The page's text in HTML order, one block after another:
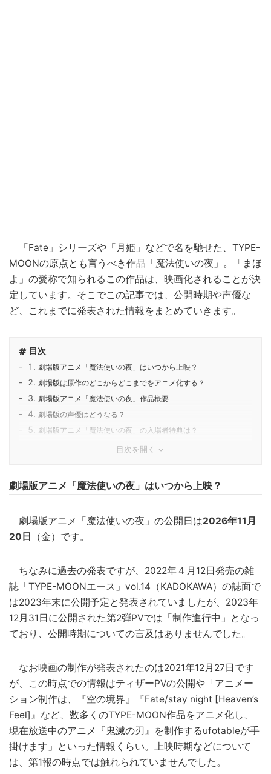
「Fate」シリーズや「月姫」などで名を馳せた、TYPE-
MOONの原点とも言うべき作品「魔法使いの夜」。「まほ
よ」の愛称で知られるこの作品は、映画化されることが決
定しています。そこでこの記事では、公開時期や声優な
ど、これまでに発表された情報をまとめていきます。
目次
劇場版アニメ「魔法使いの夜」はいつから上映？
劇場版は原作のどこからどこまでをアニメ化する？
劇場版アニメ「魔法使いの夜」作品概要
劇場版の声優はどうなる？
劇場版アニメ「魔法使いの夜」の入場者特典は？
目次を開く
劇場版アニメ「魔法使いの夜」はいつから上映？
劇場版アニメ「魔法使いの夜」の公開日は2026年11月
20日
（金）です。
ちなみに過去の発表ですが、2022年４月12日発売の雑
誌「TYPE-MOONエース」vol.14（KADOKAWA）の誌面で
は2023年末に公開予定と発表されていましたが、2023年
12月31日に公開された第2弾PVでは「制作進行中」となっ
ており、公開時期についての言及はありませんでした。
なお映画の制作が発表されたのは2021年12月27日です
が、この時点での情報はティザーPVの公開や「アニメー
ション制作は、『空の境界』『Fate/stay night [Heaven’s
Feel]』など、数多くのTYPE-MOON作品をアニメ化し、
現在放送中のアニメ『鬼滅の刃』を制作するufotableが手
掛けます」といった情報くらい。上映時期などについて
は、第1報の時点では触れられていませんでした。